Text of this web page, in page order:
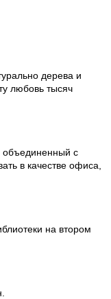
дерева и
любовь тысяч
объединенный с
в качестве офиса,
на втором